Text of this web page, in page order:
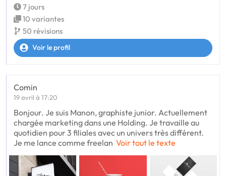
7 jours
10 variantes
50 révisions
Voir le profil
Comin
19 avril à 17:20
Bonjour. Je suis Manon, graphiste junior. Actuellement
chargée marketing dans une Holding. Je travaille au
quotidien pour 3 filiales avec un univers très différent.
Je me lance comme freelan Voir tout le texte